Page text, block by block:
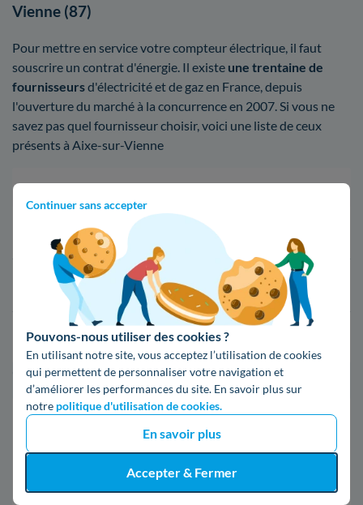
Continuer sans accepter
Pouvons-nous utiliser des cookies ?
En utilisant notre site, vous acceptez l’utilisation de cookies
qui permettent de personnaliser votre navigation et
d’améliorer les performances du site. En savoir plus sur
notre politique d'utilisation de cookies.
En savoir plus
Accepter & Fermer
Vienne (87)
Pour mettre en service votre compteur électrique, il faut
souscrire un contrat d'énergie. Il existe une trentaine de
fournisseursd'électricité et de gaz en France, depuis
l'ouverture du marché à la concurrence en 2007. Si vous ne
savez pas quel fournisseur choisir, voici une liste de ceux
présents à Aixe-sur-Vienne
Fournisseur Prix du kWh*
16,400000000000002 c€/kWh
*Prix TTC pour un forfait base d’une puissance de 6 kVA
Infos / souscriptions
(appel non surtaxé)
09 78 46 71 74